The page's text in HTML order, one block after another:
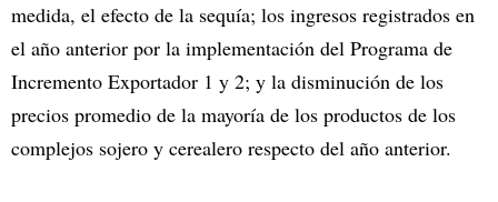
medida, el efecto de la sequía; los ingresos registrados en
el año anterior por la implementación del Programa de
Incremento Exportador 1 y 2; y la disminución de los
precios promedio de la mayoría de los productos de los
complejos sojero y cerealero respecto del año anterior.